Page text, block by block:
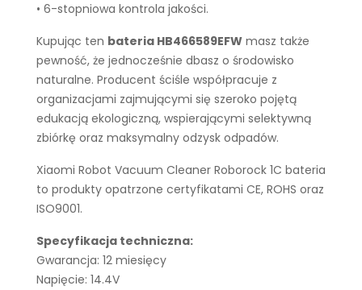
• 6-stopniowa kontrola jakości.
Kupując ten bateria HB466589EFW masz także
pewność, że jednocześnie dbasz o środowisko
naturalne. Producent ściśle współpracuje z
organizacjami zajmującymi się szeroko pojętą
edukacją ekologiczną, wspierającymi selektywną
zbiórkę oraz maksymalny odzysk odpadów.
Xiaomi Robot Vacuum Cleaner Roborock 1C bateria
to produkty opatrzone certyfikatami CE, ROHS oraz
ISO9001.
Specyfikacja techniczna:
Gwarancja: 12 miesięcy
Napięcie: 14.4V